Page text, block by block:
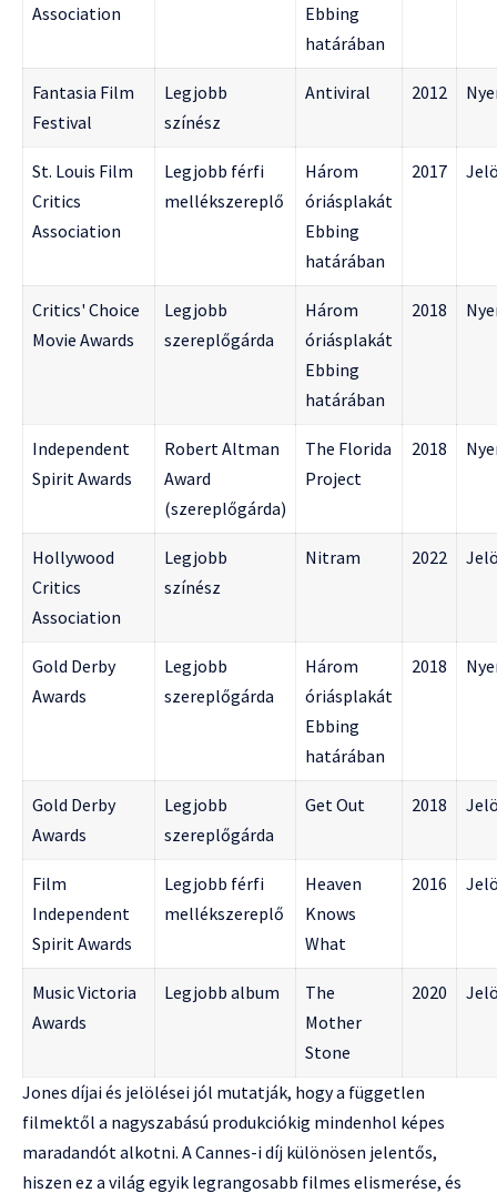
Association
Ebbing
határában
Fantasia Film
Festival
Legjobb
színész
Antiviral 2012
St. Louis Film
Critics
Association
Legjobb férfi
mellékszereplő
Három
óriásplakát
Ebbing
határában
2017
Critics' Choice
Movie Awards
Legjobb
szereplőgárda
Három
óriásplakát
Ebbing
határában
2018
Independent
Spirit Awards
Robert Altman
Award
(szereplőgárda)
The Florida
Project
2018
Hollywood
Critics
Association
Legjobb
színész
Nitram 2022
Gold Derby
Awards
Legjobb
szereplőgárda
Három
óriásplakát
Ebbing
határában
2018
Gold Derby
Awards
Legjobb
szereplőgárda
Get Out 2018
Film
Independent
Spirit Awards
Legjobb férfi
mellékszereplő
Heaven
Knows
What
2016
Music Victoria
Awards
Legjobb album
The
Mother
Stone
2020
Jones díjai és jelölései jól mutatják, hogy a független
filmektől a nagyszabású produkciókig mindenhol képes
maradandót alkotni. A Cannes-i díj különösen jelentős,
hiszen ez a világ egyik legrangosabb filmes elismerése, és